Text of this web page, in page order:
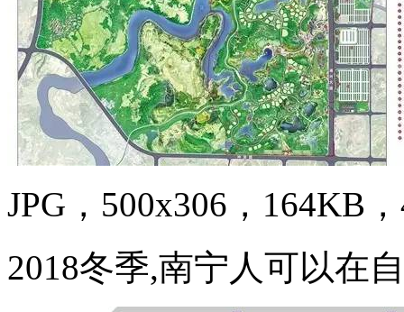
JPG，500x306，164KB
2018冬季,南宁人可以在